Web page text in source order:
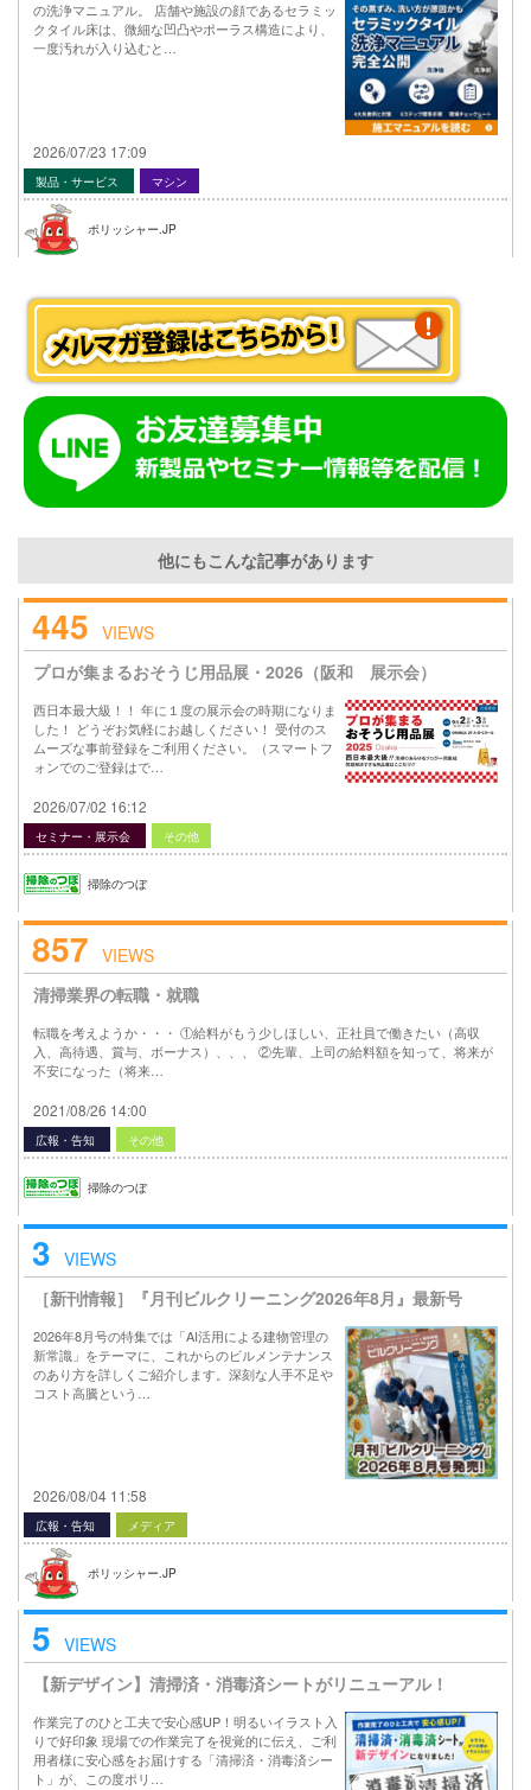
の洗浄マニュアル。 店舗や施設の顔であるセラミッ
クタイル床は、微細な凹凸やポーラス構造により、
一度汚れが入り込むと…
2026/07/23 17:09
製品・サービス マシン
ポリッシャー.JP
他にもこんな記事があります
445 VIEWS
プロが集まるおそうじ用品展・2026（阪和 展示会）
西日本最大級！！ 年に１度の展示会の時期になりま
した！ どうぞお気軽にお越しください！ 受付のス
ムーズな事前登録をご利用ください。（スマートフ
ォンでのご登録はで…
2026/07/02 16:12
セミナー・展示会 その他
掃除のつぼ
857 VIEWS
清掃業界の転職・就職
転職を考えようか・・・ ①給料がもう少しほしい、正社員で働きたい（高収
入、高待遇、賞与、ボーナス）、、、 ②先輩、上司の給料額を知って、将来が
不安になった（将来…
2021/08/26 14:00
広報・告知 その他
掃除のつぼ
3 VIEWS
［新刊情報］『月刊ビルクリーニング2026年8月』最新号
2026年8月号の特集では「AI活用による建物管理の
新常識」をテーマに、これからのビルメンテナンス
のあり方を詳しくご紹介します。深刻な人手不足や
コスト高騰という…
2026/08/04 11:58
広報・告知 メディア
ポリッシャー.JP
5 VIEWS
【新デザイン】清掃済・消毒済シートがリニューアル！
作業完了のひと工夫で安心感UP！明るいイラスト入
りで好印象 現場での作業完了を視覚的に伝え、ご利
用者様に安心感をお届けする「清掃済・消毒済シー
ト」が、この度ポリ…